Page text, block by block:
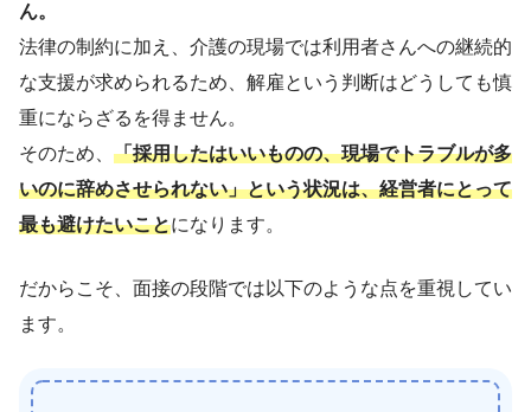
ん。
法律の制約に加え、介護の現場では利用者さんへの継続的
な支援が求められるため、解雇という判断はどうしても慎
重にならざるを得ません。
そのため、 「採用したはいいものの、現場でトラブルが多
いのに辞めさせられない」という状況は、経営者にとって
最も避けたいことになります。
だからこそ、面接の段階では以下のような点を重視してい
ます。